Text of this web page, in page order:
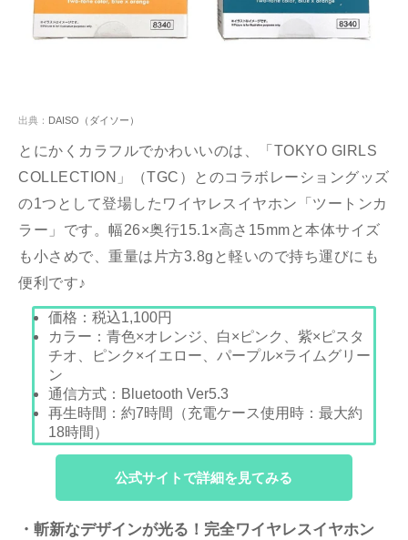
出典： DAISO（ダイソー）
とにかくカラフルでかわいいのは、「TOKYO GIRLS
COLLECTION」（TGC）とのコラボレーショングッズ
の1つとして登場したワイヤレスイヤホン「ツートンカ
ラー」です。幅26×奥行15.1×高さ15mmと本体サイズ
も小さめで、重量は片方3.8gと軽いので持ち運びにも
便利です♪
価格： 税込1,100円
カラー：青色×オレンジ、白×ピンク、紫×ピスタ
チオ、ピンク×イエロー、パープル×ライムグリー
ン
通信方式： Bluetooth Ver5.3
再生時間：約7時間（充電ケース使用時：最大約
18時間）
公式サイトで詳細を見てみる
・斬新なデザインが光る！完全ワイヤレスイヤホン